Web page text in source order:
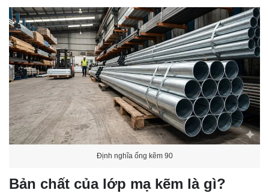
Định nghĩa ống kẽm 90
Bản chất của lớp mạ kẽm là gì?